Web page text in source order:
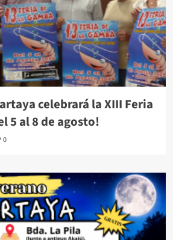
celebrará la XIII Feria
5 al 8 de agosto!
0